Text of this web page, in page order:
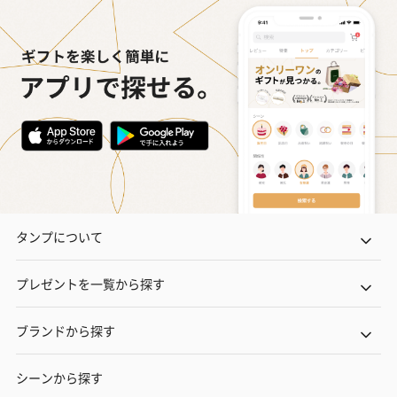
タンプについて
プレゼントを一覧から探す
ブランドから探す
シーンから探す